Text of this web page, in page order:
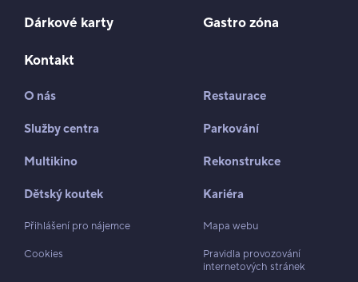
Dárkové karty Gastro zóna
Kontakt
O nás Restaurace
Služby centra Parkování
Multikino Rekonstrukce
Dětský koutek Kariéra
Přihlášení pro nájemce Mapa webu
Cookies
Pravidla provozování
internetových stránek